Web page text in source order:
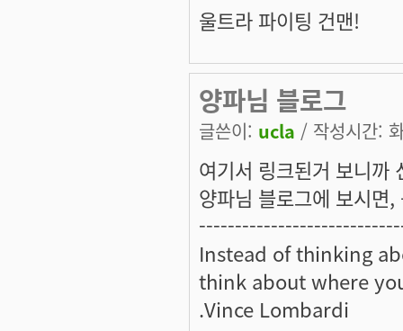
울트라 파이팅 건맨!
양파님 블로그
글쓴이: ucla / 작성시간:
여기서 링크된거 보니까
양파님 블로그에 보시면
Instead of thinking
think about where
.Vince Lombardi